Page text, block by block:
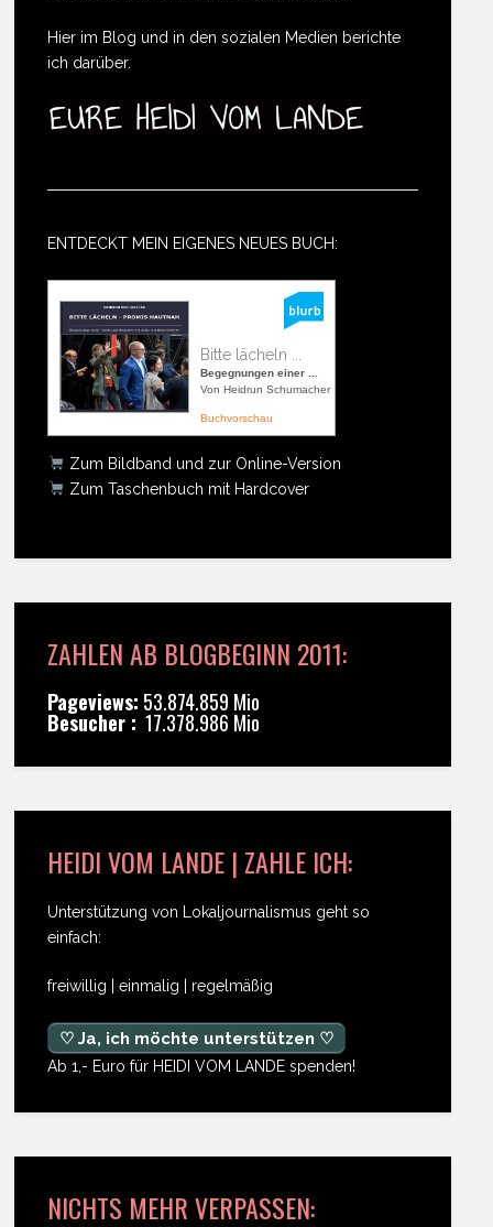
Hier im Blog und in den sozialen Medien berichte
ich darüber.
ENTDECKT MEIN EIGENES NEUES BUCH:
Bitte lächeln ...
Begegnungen einer ...
Von Heidrun Schumacher
Buchvorschau
Zum Bildband und zur Online-Version
Zum Taschenbuch mit Hardcover
ZAHLEN AB BLOGBEGINN 2011:
Pageviews: 53.874.859 Mio
Besucher : 17.378.986 Mio
HEIDI VOM LANDE | ZAHLE ICH:
Unterstützung von Lokaljournalismus geht so
einfach:
freiwillig | einmalig | regelmäßig
♡ Ja, ich möchte unterstützen ♡
Ab 1,- Euro für HEIDI VOM LANDE spenden!
NICHTS MEHR VERPASSEN: